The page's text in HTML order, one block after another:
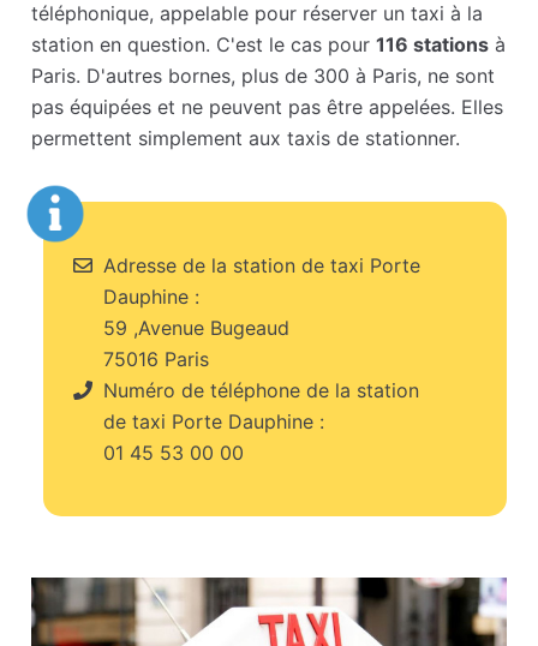
téléphonique, appelable pour réserver un taxi à la
station en question. C'est le cas pour116 stations à
Paris. D'autres bornes, plus de 300 à Paris, ne sont
pas équipées et ne peuvent pas être appelées. Elles
permettent simplement aux taxis de stationner.
Adresse de la station de taxi Porte
Dauphine :
59 ,Avenue Bugeaud
75016 Paris
Numéro de téléphone de la station
de taxi Porte Dauphine :
01 45 53 00 00